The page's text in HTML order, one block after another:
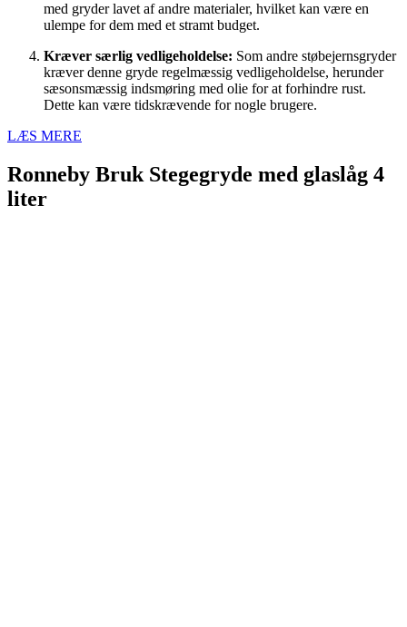
med gryder lavet af andre materialer, hvilket kan være en
ulempe for dem med et stramt budget.
Kræver særlig vedligeholdelse: Som andre støbejernsgryder
kræver denne gryde regelmæssig vedligeholdelse, herunder
sæsonsmæssig indsmøring med olie for at forhindre rust.
Dette kan være tidskrævende for nogle brugere.
LÆS MERE
Ronneby Bruk Stegegryde med glaslåg 4
liter